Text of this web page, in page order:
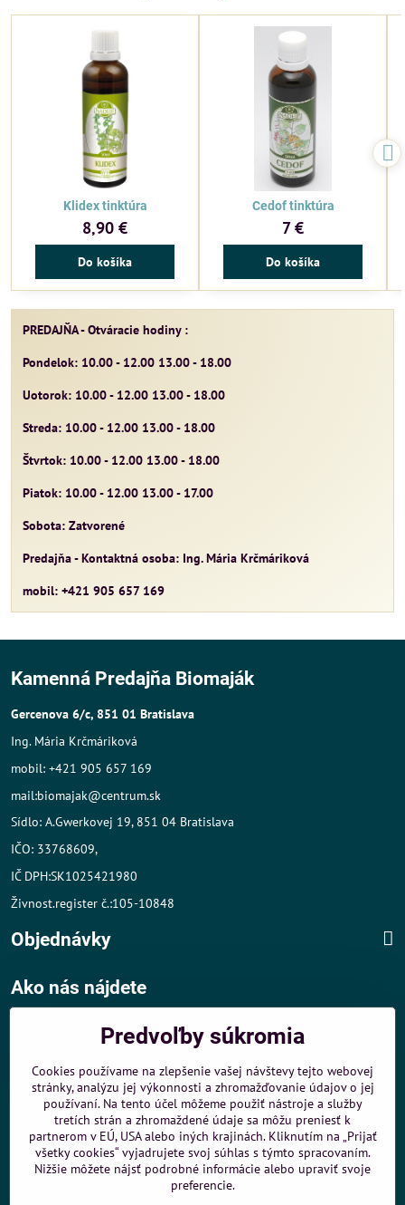
Klidex tinktúra
8,90 €
Do košíka
Cedof tinktúra
7 €
Do košíka
PREDAJŇA - Otváracie hodiny :
Pondelok: 10.00 - 12.00 13.00 - 18.00
Uotorok: 10.00 - 12.00 13.00 - 18.00
Streda: 10.00 - 12.00 13.00 - 18.00
Štvrtok: 10.00 - 12.00 13.00 - 18.00
Piatok: 10.00 - 12.00 13.00 - 17.00
Sobota: Zatvorené
Predajňa - Kontaktná osoba: Ing. Mária Krčmáriková
mobil: +421 905 657 169
Kamenná Predajňa Biomaják
Gercenova 6/c, 851 01 Bratislava
Ing. Mária Krčmáriková
mobil: +421 905 657 169
mail:biomajak@centrum.sk
Sídlo: A.Gwerkovej 19, 851 04 Bratislava
IČO: 33768609,
IČ DPH:SK1025421980
Živnost.register č.:105-10848
Objednávky
Ako nás nájdete
- v tesnej blízkosti diaľničného obchvatu
- dobré parkovacie možnosti 40 m od predajne
MHD:
- 200 m od zastávky MHD Záporožská - autobusy č. 80 a 88
- 250 m od zastávky MHD ŽST Petržalka - autobus 99
Sme umiestnení uShopMania- Internetové nákupy
Predvoľby súkromia
Cookies používame na zlepšenie vašej návštevy tejto webovej
stránky, analýzu jej výkonnosti a zhromažďovanie údajov o jej
používaní. Na tento účel môžeme použiť nástroje a služby
tretích strán a zhromaždené údaje sa môžu preniesť k
partnerom v EÚ, USA alebo iných krajinách. Kliknutím na „Prijať
všetky cookies“ vyjadrujete svoj súhlas s týmto spracovaním.
Nižšie môžete nájsť podrobné informácie alebo upraviť svoje
preferencie.